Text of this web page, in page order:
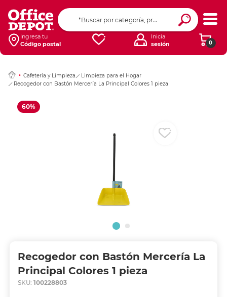
Ingresa tu
Código postal
0
Inicia
sesión
Cafetería y Limpieza
Limpieza para el Hogar
Recogedor con Bastón Mercería La Principal Colores 1 pieza
60%
Recogedor con Bastón Mercería La
Principal Colores 1 pieza
SKU: 100228803
Ingresar Codigo